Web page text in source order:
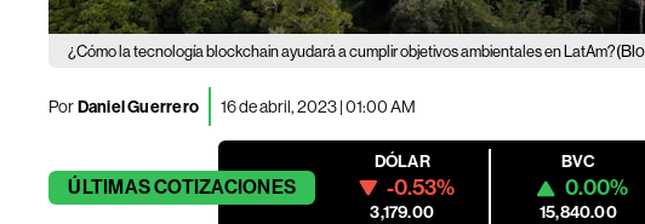
¿Cómo la tecnología blockchain ayudará a cumplir objetivos ambientales en LatAm?
PorDaniel Guerrero 16 de abril, 2023 | 01:00 AM
ÚLTIMASCOTIZACIONES
DÓLAR
-0.53%
3,179.00
BVC
0.00%
15,840.00